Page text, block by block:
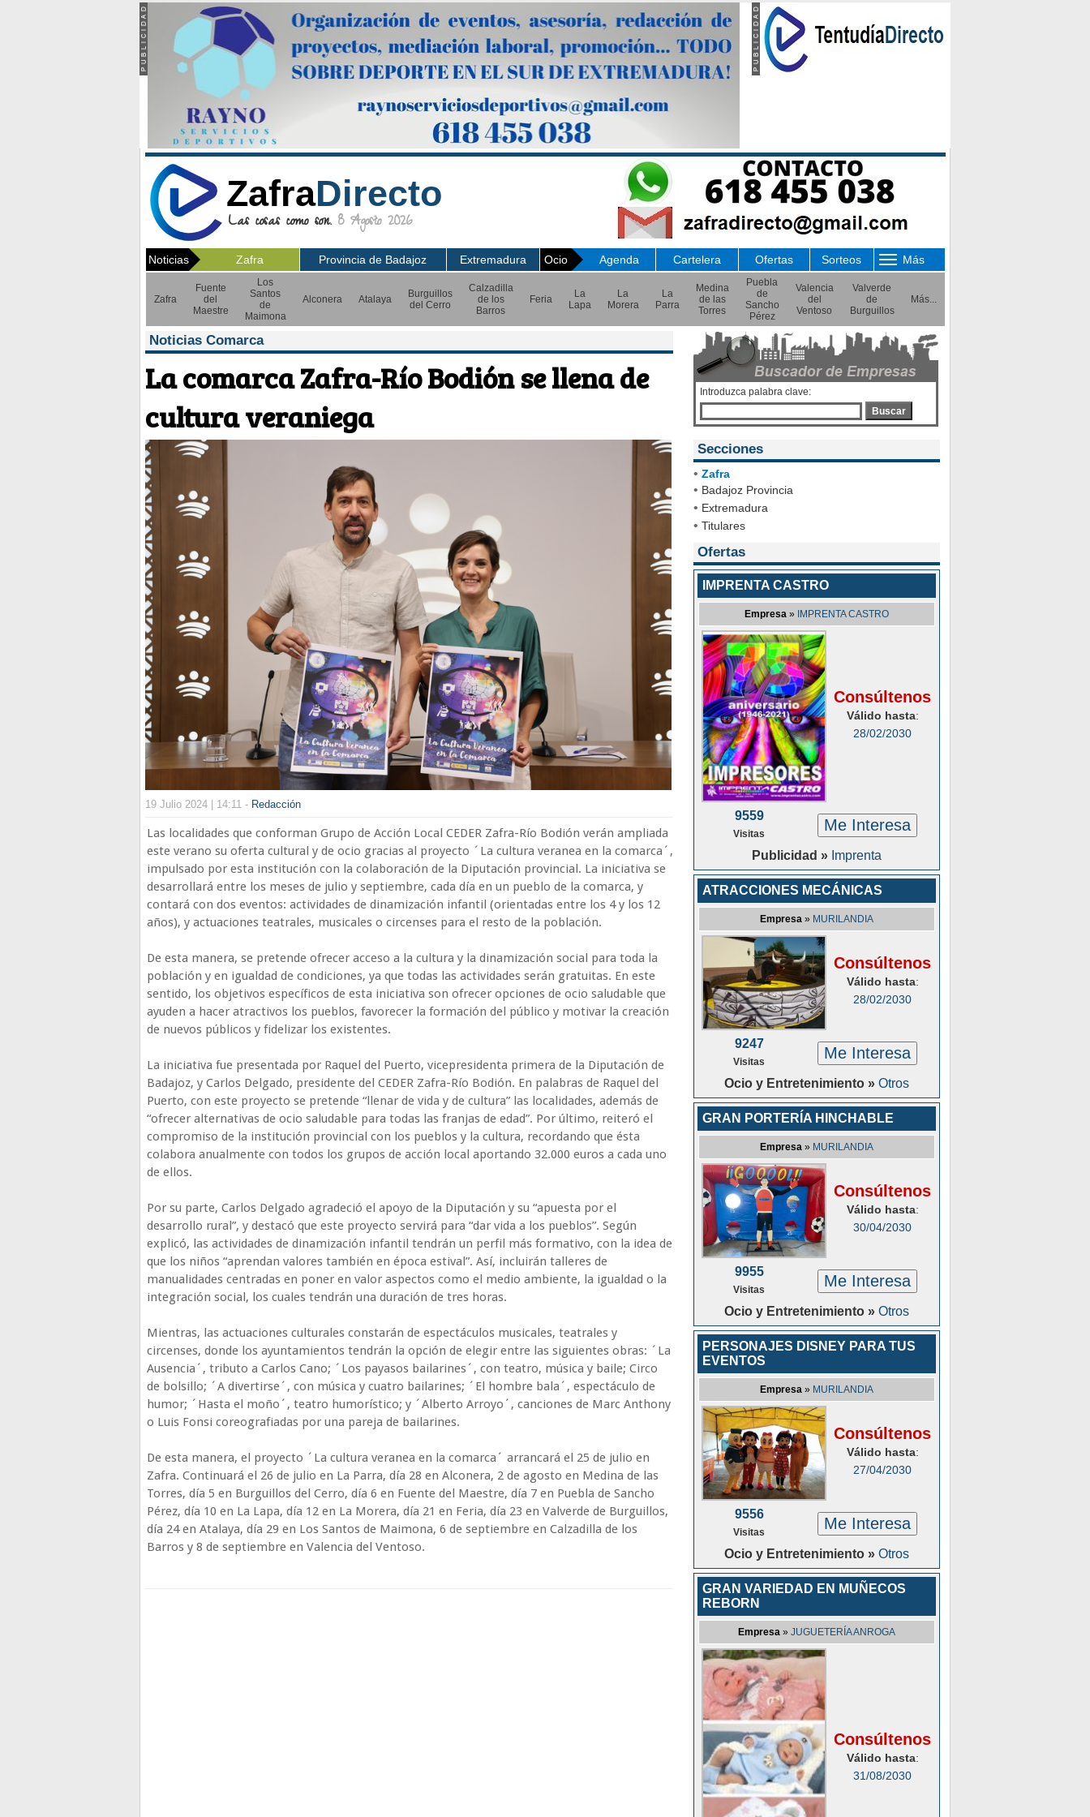
ZafraDirecto
Las cosas como son.8 Agosto 2026
Noticias Zafra Provincia de Badajoz Extremadura Ocio Agenda Cartelera Ofertas Sorteos Más
Zafra
Fuente
del
Maestre
Los
Santos
de
Maimona
Alconera Atalaya
Burguillos
del Cerro
Calzadilla
de los
Barros
Feria
La
Lapa
La
Morera
La
Parra
Medina
de las
Torres
Puebla
de
Sancho
Pérez
Valencia
del
Ventoso
Valverde
de
Burguillos
Más...
Noticias Comarca
La comarca Zafra-Río Bodión se llena de
cultura veraniega
19 Julio 2024 | 14:11 - Redacción
Las localidades que conforman Grupo de Acción Local CEDER Zafra-Río Bodión verán ampliada
este verano su oferta cultural y de ocio gracias al proyecto ´La cultura veranea en la comarca´,
impulsado por esta institución con la colaboración de la Diputación provincial. La iniciativa se
desarrollará entre los meses de julio y septiembre, cada día en un pueblo de la comarca, y
contará con dos eventos: actividades de dinamización infantil (orientadas entre los 4 y los 12
años), y actuaciones teatrales, musicales o circenses para el resto de la población.
De esta manera, se pretende ofrecer acceso a la cultura y la dinamización social para toda la
población y en igualdad de condiciones, ya que todas las actividades serán gratuitas. En este
sentido, los objetivos específicos de esta iniciativa son ofrecer opciones de ocio saludable que
ayuden a hacer atractivos los pueblos, favorecer la formación del público y motivar la creación
de nuevos públicos y fidelizar los existentes.
La iniciativa fue presentada por Raquel del Puerto, vicepresidenta primera de la Diputación de
Badajoz, y Carlos Delgado, presidente del CEDER Zafra-Río Bodión. En palabras de Raquel del
Puerto, con este proyecto se pretende “llenar de vida y de cultura” las localidades, además de
“ofrecer alternativas de ocio saludable para todas las franjas de edad”. Por último, reiteró el
compromiso de la institución provincial con los pueblos y la cultura, recordando que ésta
colabora anualmente con todos los grupos de acción local aportando 32.000 euros a cada uno
de ellos.
Por su parte, Carlos Delgado agradeció el apoyo de la Diputación y su “apuesta por el
desarrollo rural”, y destacó que este proyecto servirá para “dar vida a los pueblos”. Según
explicó, las actividades de dinamización infantil tendrán un perfil más formativo, con la idea de
que los niños “aprendan valores también en época estival”. Así, incluirán talleres de
manualidades centradas en poner en valor aspectos como el medio ambiente, la igualdad o la
integración social, los cuales tendrán una duración de tres horas.
Mientras, las actuaciones culturales constarán de espectáculos musicales, teatrales y
circenses, donde los ayuntamientos tendrán la opción de elegir entre las siguientes obras: ´La
Ausencia´, tributo a Carlos Cano; ´Los payasos bailarines´, con teatro, música y baile; Circo
de bolsillo; ´A divertirse´, con música y cuatro bailarines; ´El hombre bala´, espectáculo de
humor; ´Hasta el moño´, teatro humorístico; y ´Alberto Arroyo´, canciones de Marc Anthony
o Luis Fonsi coreografiadas por una pareja de bailarines.
De esta manera, el proyecto ´La cultura veranea en la comarca´ arrancará el 25 de julio en
Zafra. Continuará el 26 de julio en La Parra, día 28 en Alconera, 2 de agosto en Medina de las
Torres, día 5 en Burguillos del Cerro, día 6 en Fuente del Maestre, día 7 en Puebla de Sancho
Pérez, día 10 en La Lapa, día 12 en La Morera, día 21 en Feria, día 23 en Valverde de Burguillos,
día 24 en Atalaya, día 29 en Los Santos de Maimona, 6 de septiembre en Calzadilla de los
Barros y 8 de septiembre en Valencia del Ventoso.
Introduzca palabra clave:
Buscar
Secciones
• Zafra
• Badajoz Provincia
• Extremadura
• Titulares
Ofertas
IMPRENTA CASTRO
Empresa» IMPRENTA CASTRO
Consúltenos
Válido hasta:
28/02/2030
9559
Visitas Me Interesa
Publicidad » Imprenta
ATRACCIONES MECÁNICAS
Empresa» MURILANDIA
Consúltenos
Válido hasta:
28/02/2030
9247
Visitas Me Interesa
Ocio y Entretenimiento » Otros
GRAN PORTERÍA HINCHABLE
Empresa» MURILANDIA
Consúltenos
Válido hasta:
30/04/2030
9955
Visitas Me Interesa
Ocio y Entretenimiento » Otros
PERSONAJES DISNEY PARA TUS
EVENTOS
Empresa» MURILANDIA
Consúltenos
Válido hasta:
27/04/2030
9556
Visitas Me Interesa
Ocio y Entretenimiento » Otros
GRAN VARIEDAD EN MUÑECOS
REBORN
Empresa» JUGUETERÍA ANROGA
Consúltenos
Válido hasta:
31/08/2030